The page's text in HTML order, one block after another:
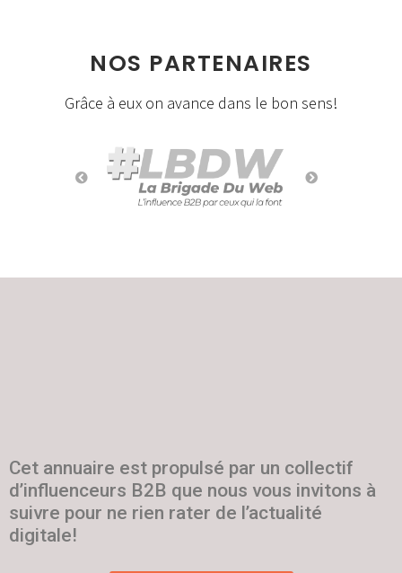
NOS PARTENAIRES
Grâce à eux on avance dans le bon sens!
Cet annuaire est propulsé par un collectif
d’influenceurs B2B que nous vous invitons à
suivre pour ne rien rater de l’actualité
digitale!